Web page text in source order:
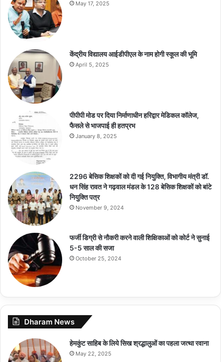
May 17, 2025
केंद्रीय विद्यालय आईडीपीएल के नाम होगी स्कूल की भूमि
April 5, 2025
पीपीपी मोड पर दिया निर्माणाधीन हरिद्वार मेडिकल कॉलेज,
फैसले से भाजपाई ही हतप्रभ
January 8, 2025
2296 बेसिक शिक्षकों को दी गई नियुक्ति, विभागीय मंत्री डॉ.
धन सिंह रावत ने गढ़वाल मंडल के 128 बेसिक शिक्षकों को बांटे
नियुक्ति पत्र
November 9, 2024
फर्जी डिग्री से नौकरी करने वाली शिक्षिकाओं को कोर्ट ने सुनाई
5-5 साल की सजा
October 25, 2024
Dharam News
हेमकुंट साहिब के लिये सिख श्रद्धालुओं का पहला जत्था रवाना
May 22, 2025